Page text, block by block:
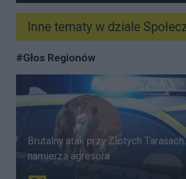
Inne tematy w dziale
#Głos Regionów
Brutalny atak przy Złotych
namierza agresora